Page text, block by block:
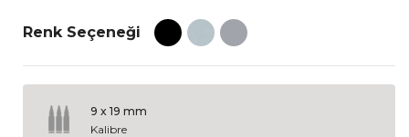
Renk Seçeneği
9 x 19 mm
Kalibre